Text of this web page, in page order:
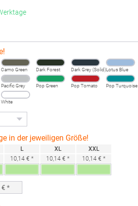
Camo Green Dark Forest Dark Grey (Solid)Lotus Blue
Pacific Grey Pop Green Pop Tomato Pop Turquoise
White
in der jeweiligen Größe!
L
10,14 € *
XL
10,14 € *
XXL
10,14 € *
€ *